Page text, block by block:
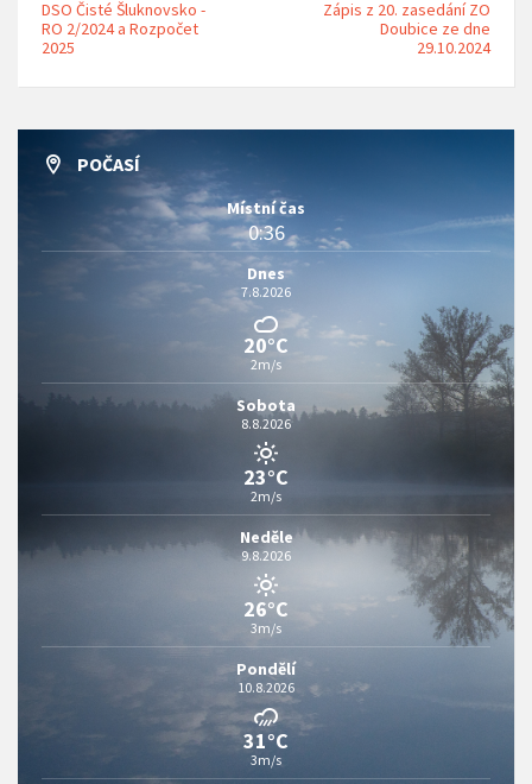
DSO Čisté Šluknovsko -
RO 2/2024 a Rozpočet
2025
Zápis z 20. zasedání ZO
Doubice ze dne
29.10.2024
POČASÍ
Místní čas
0:36
Dnes
7.8.2026
20°C
2m/s
Sobota
8.8.2026
23°C
2m/s
Neděle
9.8.2026
26°C
3m/s
Pondělí
10.8.2026
31°C
3m/s